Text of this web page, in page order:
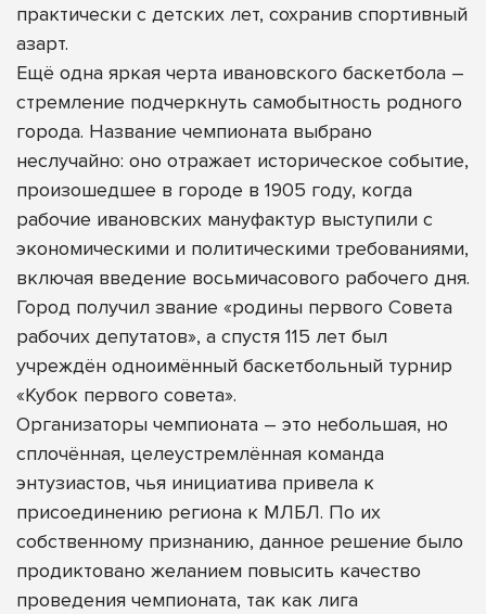
практически с детских лет, сохранив спортивный
азарт.
Ещё одна яркая черта ивановского баскетбола –
стремление подчеркнуть самобытность родного
города. Название чемпионата выбрано
неслучайно: оно отражает историческое событие,
произошедшее в городе в 1905 году, когда
рабочие ивановских мануфактур выступили с
экономическими и политическими требованиями,
включая введение восьмичасового рабочего дня.
Город получил звание «родины первого Совета
рабочих депутатов», а спустя 115 лет был
учреждён одноимённый баскетбольный турнир
«Кубок первого совета».
Организаторы чемпионата – это небольшая, но
сплочённая, целеустремлённая команда
энтузиастов, чья инициатива привела к
присоединению региона к МЛБЛ. По их
собственному признанию, данное решение было
продиктовано желанием повысить качество
проведения чемпионата, так как лига